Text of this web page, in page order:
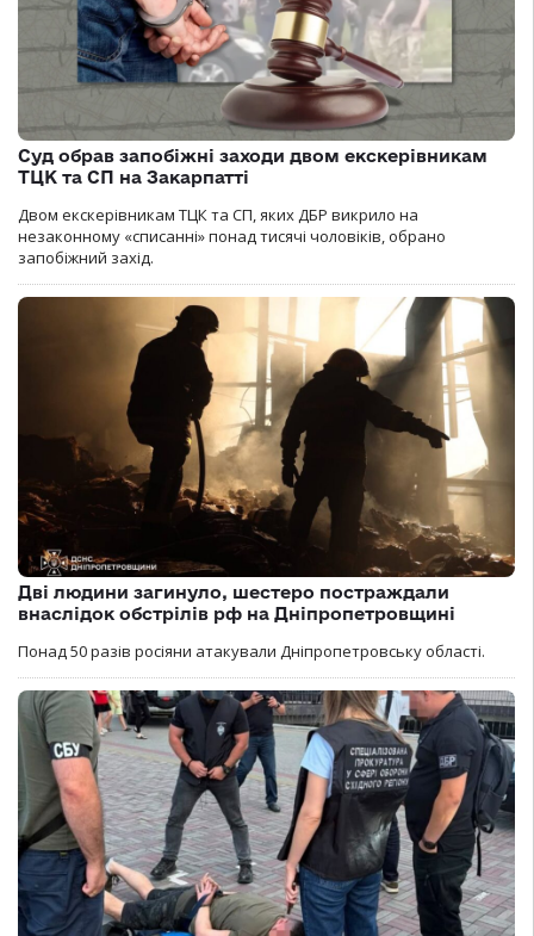
Суд обрав запобіжні заходи двом екскерівникам
ТЦК та СП на Закарпатті
Двом екскерівникам ТЦК та СП, яких ДБР викрило на
незаконному «списанні» понад тисячі чоловіків, обрано
запобіжний захід.
Дві людини загинуло, шестеро постраждали
внаслідок обстрілів рф на Дніпропетровщині
Понад 50 разів росіяни атакували Дніпропетровську області.